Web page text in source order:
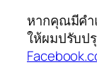
หากคุณมีคำ
ให้ผมปรับป